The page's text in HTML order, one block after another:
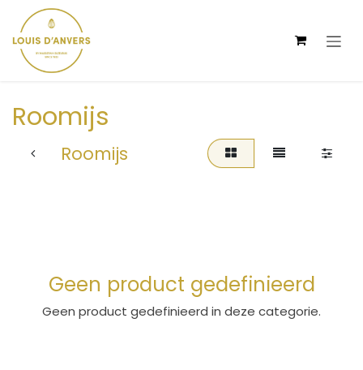
Overslaan naar inhoud
Roomijs
Roomijs
Geen product gedefinieerd
Geen product gedefinieerd in deze categorie.